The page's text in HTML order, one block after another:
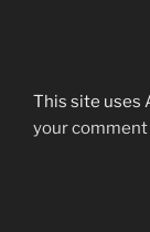
This site uses
your comment